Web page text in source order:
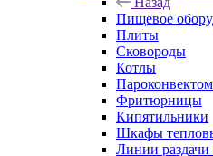
Пищевое
Плиты
Сковороды
Котлы
Фритюрницы
Кипятильники
Шкафы
Линии раздачи